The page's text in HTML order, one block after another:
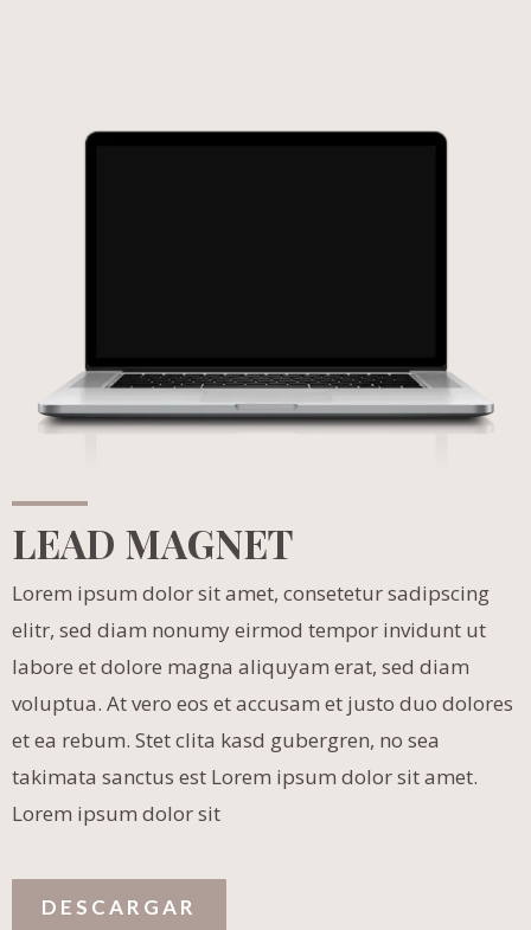
LEAD MAGNET
Lorem ipsum dolor sit amet, consetetur sadipscing
elitr, sed diam nonumy eirmod tempor invidunt ut
labore et dolore magna aliquyam erat, sed diam
voluptua. At vero eos et accusam et justo duo dolores
et ea rebum. Stet clita kasd gubergren, no sea
takimata sanctus est Lorem ipsum dolor sit amet.
Lorem ipsum dolor sit
DESCARGAR